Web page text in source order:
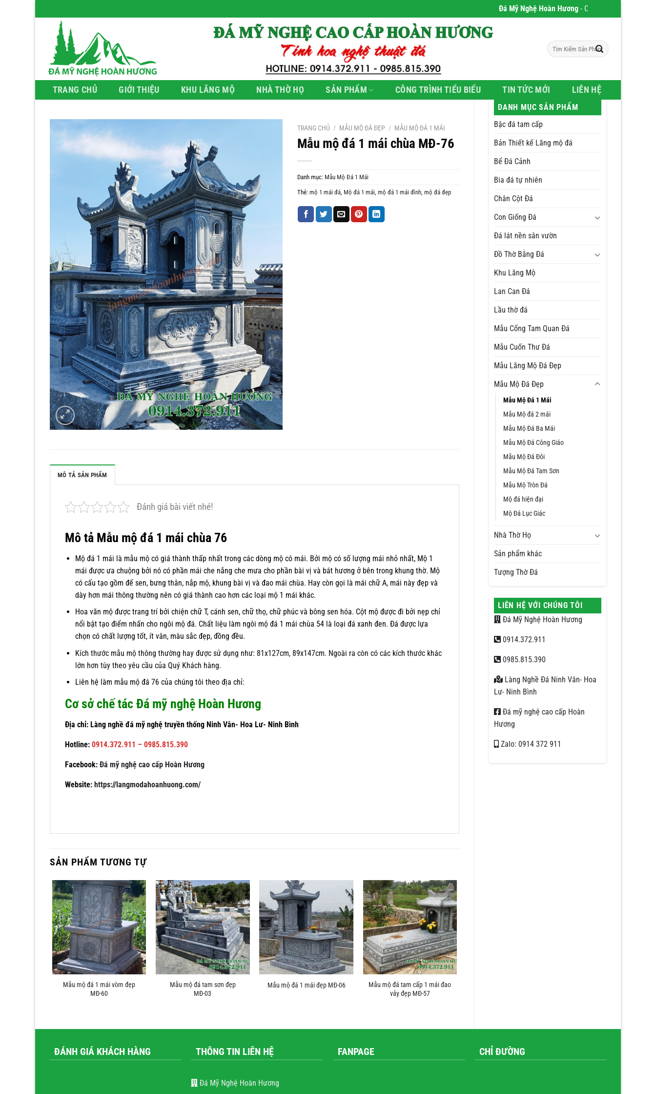
qua
Đá Mỹ Nghệ Hoàn Hương- Chúng tôi chuyên phân
Tìm
kiếm:
TRANG CHỦ GIỚI THIỆU KHU LĂNG MỘ NHÀ THỜ HỌ SẢN PHẨM CÔNG TRÌNH TIỂU BIỂU TIN TỨC MỚI LIÊN HỆ
DANH MỤC SẢN PHẨM
Bậc đá tam cấp
Bản Thiết kế Lăng mộ đá
Bể Đá Cảnh
Bia đá tự nhiên
Chân Cột Đá
Con Giống Đá
Đá lát nền sân vườn
Đồ Thờ Bằng Đá
Khu Lăng Mộ
Lan Can Đá
Lầu thờ đá
Mẫu Cổng Tam Quan Đá
Mẫu Cuốn Thư Đá
Mẫu Lăng Mộ Đá Đẹp
Mẫu Mộ Đá Đẹp
Mẫu Mộ Đá 1 Mái
Mẫu Mộ đá 2 mái
Mẫu Mộ Đá Ba Mái
Mẫu Mộ Đá Công Giáo
Mẫu Mộ Đá Đôi
Mẫu Mộ Đá Tam Sơn
Mẫu Mộ Tròn Đá
Mộ đá hiện đại
Mộ Đá Lục Giác
Nhà Thờ Họ
Sản phẩm khác
Tượng Thờ Đá
LIÊN HỆ VỚI CHÚNG TÔI
Đá Mỹ Nghệ Hoàn Hương
0914.372.911
0985.815.390
Làng Nghề Đá Ninh Vân- Hoa
Lư- Ninh Bình
Đá mỹ nghệ cao cấp Hoàn
Hương
Zalo: 0914 372 911
TRANG CHỦ / MẪU MỘ ĐÁ ĐẸP / MẪU MỘ ĐÁ 1 MÁI
Mẫu mộ đá 1 mái chùa MĐ-76
Danh mục: Mẫu Mộ Đá 1 Mái
Thẻ: mộ 1 mái đá, Mộ đá 1 mái mộ đá 1 mái đình, mộ đá đẹp
MÔ TẢ SẢN PHẨM
Đánh giá bài viết nhé!
Mô tả Mẫu mộ đá 1 mái chùa 76
Mộ đá 1 mái là mẫu mộ có giá thành thấp nhất trong các dòng mộ có mái. Bởi mộ có số lượng mái nhỏ nhất, Mộ 1
mái được ưa chuộng bởi nó có phần mái che nắng che mưa cho phần bài vị và bát hương ở bên trong khung thờ. Mộ
có cấu tạo gồm đế sen, bưng thân, nắp mộ, khung bài vị và đao mái chùa. Hay còn gọi là mái chữ A, mái này đẹp và
dày hơn mái thông thường nên có giá thành cao hơn các loại mộ 1 mái khác.
Hoa văn mộ được trang trí bởi chiện chữ T, cánh sen, chữ thọ, chữ phúc và bông sen hóa. Cột mộ được đi bởi nẹp chỉ
nổi bật tạo điểm nhấn cho ngôi mộ đá. Chất liệu làm ngôi mộ đá 1 mái chùa 54 là loại đá xanh đen. Đá được lựa
chọn có chất lượng tốt, ít vân, màu sắc đẹp, đồng đều.
Kích thước mẫu mộ thông thường hay được sử dụng như: 81x127cm, 89x147cm. Ngoài ra còn có các kích thước khác
lớn hơn tùy theo yêu cầu của Quý Khách hàng.
Liên hệ làm mẫu mộ đá 76 của chúng tôi theo địa chỉ:
Cơ sở chế tác Đá mỹ nghệ Hoàn Hương
Địa chỉ: Làng nghề đá mỹ nghệ truyền thống Ninh Vân- Hoa Lư- Ninh Bình
Hotline: 0914.372.911 – 0985.815.390
Facebook: Đá mỹ nghệ cao cấp Hoàn Hương
Website: https://langmodahoanhuong.com/
SẢN PHẨM TƯƠNG TỰ
Mẫu mộ đá 1 mái vòm đẹp
MĐ-60
Mẫu mộ đá tam sơn đẹp
MĐ-03
Mẫu mộ đá 1 mái đẹp MĐ-06
Mẫu mộ đá tam cấp 1 mái đao
vảy đẹp MĐ-57
ĐÁNH GIÁ KHÁCH HÀNG THÔNG TIN LIÊN HỆ
Đá Mỹ Nghệ Hoàn Hương
FANPAGE CHỈ ĐƯỜNG